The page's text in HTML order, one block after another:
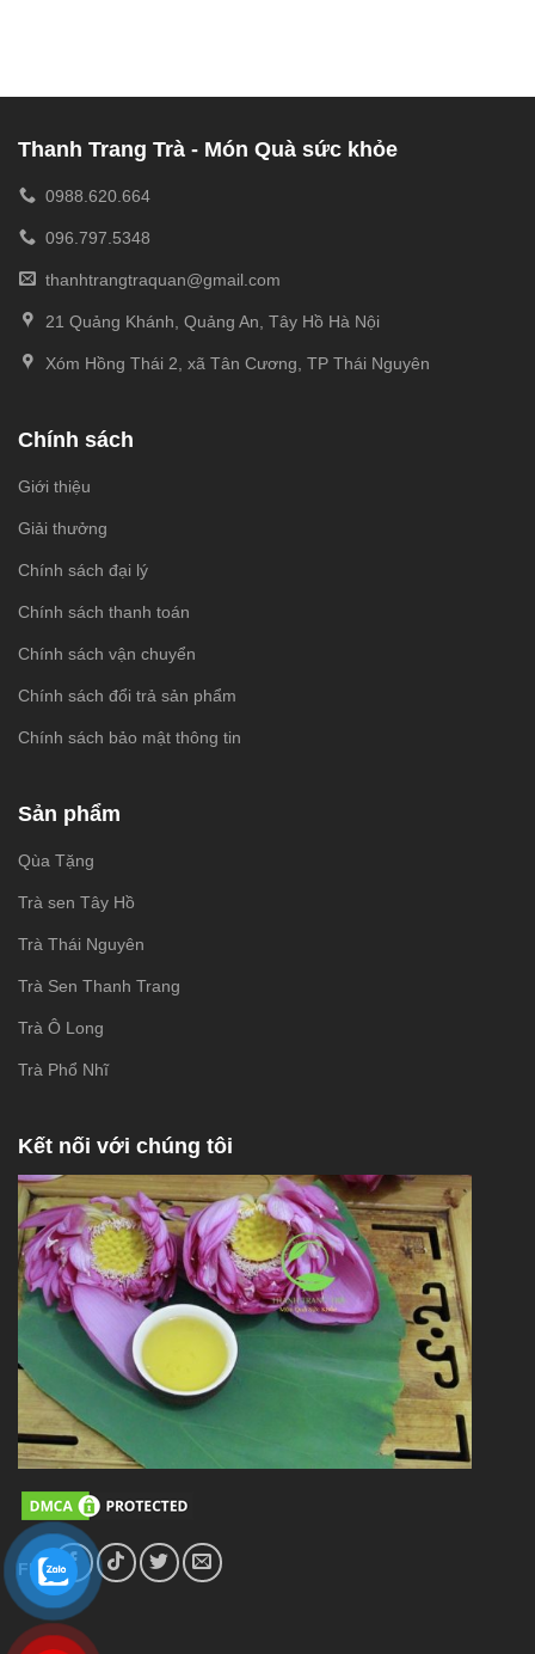
Thanh Trang Trà - Món Quà sức khỏe
0988.620.664
096.797.5348
thanhtrangtraquan@gmail.com
21 Quảng Khánh, Quảng An, Tây Hồ Hà Nội
Xóm Hồng Thái 2, xã Tân Cương, TP Thái Nguyên
Chính sách
Giới thiệu
Giải thưởng
Chính sách đại lý
Chính sách thanh toán
Chính sách vận chuyển
Chính sách đổi trả sản phẩm
Chính sách bảo mật thông tin
Sản phẩm
Qùa Tặng
Trà sen Tây Hồ
Trà Thái Nguyên
Trà Sen Thanh Trang
Trà Ô Long
Trà Phổ Nhĩ
Kết nối với chúng tôi
FL